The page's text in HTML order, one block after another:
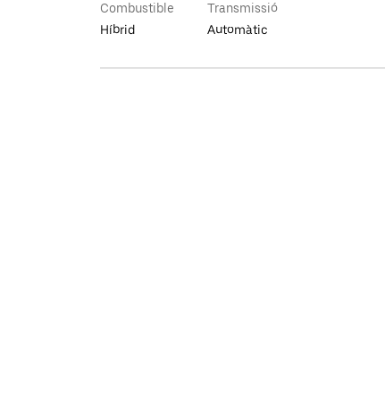
Combustible
Híbrid
Transmissió
Automàtic